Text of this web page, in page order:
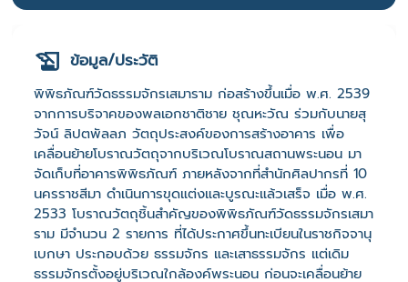
ข้อมูล/ประวัติ
พิพิธภัณฑ์วัดธรรมจักรเสมาราม ก่อสร้างขึ้นเมื่อ พ.ศ. 2539
จากการบริจาคของพลเอกชาติชาย ชุณหะวัณ ร่วมกับนายสุ
วัจน์ ลิปตพัลลภ วัตถุประสงค์ของการสร้างอาคาร เพื่อ
เคลื่อนย้ายโบราณวัตถุจากบริเวณโบราณสถานพระนอน มา
จัดเก็บที่อาคารพิพิธภัณฑ์ ภายหลังจากที่สำนักศิลปากรที่ 10
นครราชสีมา ดำเนินการขุดแต่งและบูรณะแล้วเสร็จ เมื่อ พ.ศ.
2533 โบราณวัตถุชิ้นสำคัญของพิพิธภัณฑ์วัดธรรมจักรเสมา
ราม มีจำนวน 2 รายการ ที่ได้ประกาศขึ้นทะเบียนในราชกิจจานุ
เบกษา ประกอบด้วย ธรรมจักร และเสาธรรมจักร แต่เดิม
ธรรมจักรตั้งอยู่บริเวณใกล้องค์พระนอน ก่อนจะเคลื่อนย้าย